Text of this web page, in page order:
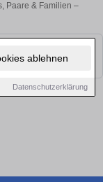
ablehnen
Datenschutzerklärung
Paare & Familien –
finden. Schauen Sie